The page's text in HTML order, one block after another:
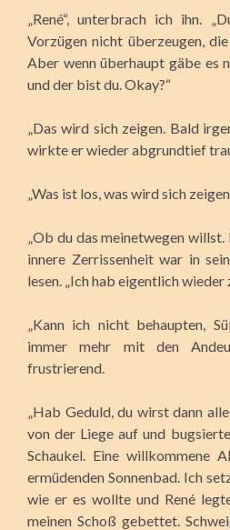
„René“, unterbrach ich ihn.
Vorzügen nicht überzeugen,
Aber wenn überhaupt gäbe es
und der bist du. Okay?“
„Das wird sich zeigen. Bald
wirkte er wieder abgrundtief
„Was ist los, was wird sich
„Ob du das meinetwegen willst.
innere Zerrissenheit war in
lesen. „Ich hab eigentlich wieder
„Kann ich nicht behaupten,
immer mehr mit den
frustrierend.
„Hab Geduld, du wirst dann
von der Liege auf und
Schaukel. Eine willkommene
ermüdenden Sonnenbad. Ich
wie er es wollte und René
meinen Schoß gebettet.